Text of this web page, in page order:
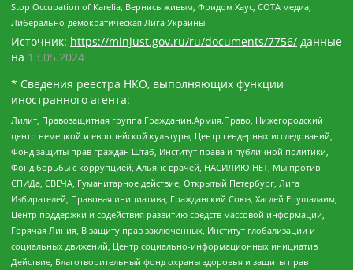
Stop Occupation of Karelia, Вернись живым, Фридом Хаус, СОТА медиа,
Либерально-демократическая Лига Украины
Источник: https://minjust.gov.ru/ru/documents/7756/ данные
на 13.05.2024
* Сведения реестра НКО, выполняющих функции
иностранного агента:
Лилит, Правозащитная группа Гражданин.Армия.Право, Нижегородский
центр немецкой и европейской культуры, Центр гендерных исследований,
Фонд защиты прав граждан Штаб, Институт права и публичной политики,
Фонд борьбы с коррупцией, Альянс врачей, НАСИЛИЮ.НЕТ, Мы против
СПИДа, СВЕЧА, Гуманитарное действие, Открытый Петербург, Лига
Избирателей, Правовая инициатива, Гражданский Союз, Хасдей Ерушалаим,
Центр поддержки и содействия развитию средств массовой информации,
Горячая Линия, В защиту прав заключенных, Институт глобализации и
социальных движений, Центр социально-информационных инициатив
Действие, Благотворительный фонд охраны здоровья и защиты прав